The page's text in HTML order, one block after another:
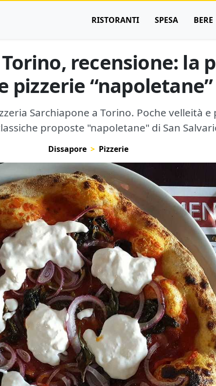
RISTORANTI SPESA BERE
recensione: la
pizzerie “napoletane”
Sarchiapone a Torino. Poche velleità
proposte "napoletane" di San
Dissapore Pizzerie